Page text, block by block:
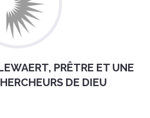
PRÊTRE ET UNE
DE DIEU